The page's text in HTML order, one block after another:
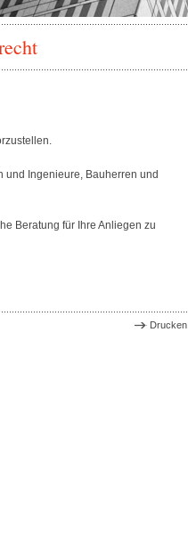
und Ingenieure, Bauherren und
Beratung für Ihre Anliegen zu
Drucken